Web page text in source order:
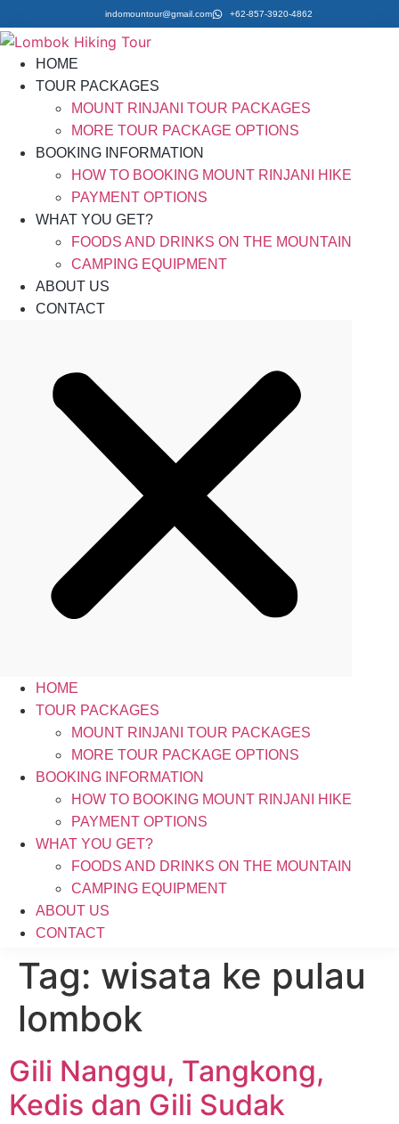
indomountour@gmail.com +62-857-3920-4862
HOME
TOUR PACKAGES
MOUNT RINJANI TOUR PACKAGES
MORE TOUR PACKAGE OPTIONS
BOOKING INFORMATION
HOW TO BOOKING MOUNT RINJANI HIKE
PAYMENT OPTIONS
WHAT YOU GET?
FOODS AND DRINKS ON THE MOUNTAIN
CAMPING EQUIPMENT
ABOUT US
CONTACT
HOME
TOUR PACKAGES
MOUNT RINJANI TOUR PACKAGES
MORE TOUR PACKAGE OPTIONS
BOOKING INFORMATION
HOW TO BOOKING MOUNT RINJANI HIKE
PAYMENT OPTIONS
WHAT YOU GET?
FOODS AND DRINKS ON THE MOUNTAIN
CAMPING EQUIPMENT
ABOUT US
CONTACT
Tag: wisata ke pulau
lombok
Gili Nanggu, Tangkong,
Kedis dan Gili Sudak